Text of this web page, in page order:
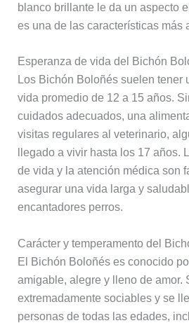
blanco brillante le da un aspecto
es una de las características más
Esperanza de vida del Bichón
Los Bichón Boloñés suelen tener
vida promedio de 12 a 15 años.
cuidados adecuados, una
visitas regulares al veterinario,
llegado a vivir hasta los 17 años.
de vida y la atención médica son
asegurar una vida larga y
encantadores perros.
Carácter y temperamento del
El Bichón Boloñés es conocido
amigable, alegre y lleno de amor.
extremadamente sociables y se
personas de todas las edades,